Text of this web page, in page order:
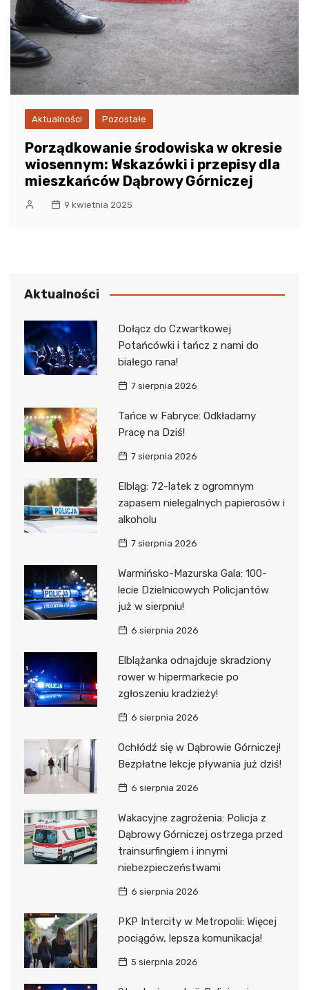
Aktualności Pozostałe
Porządkowanie środowiska w okresie
wiosennym: Wskazówki i przepisy dla
mieszkańców Dąbrowy Górniczej
9 kwietnia 2025
Aktualności
Dołącz do Czwartkowej
Potańcówki i tańcz z nami do
białego rana!
7 sierpnia 2026
Tańce w Fabryce: Odkładamy
Pracę na Dziś!
7 sierpnia 2026
Elbląg: 72-latek z ogromnym
zapasem nielegalnych papierosów i
alkoholu
7 sierpnia 2026
Warmińsko-Mazurska Gala: 100-
lecie Dzielnicowych Policjantów
już w sierpniu!
6 sierpnia 2026
Elblążanka odnajduje skradziony
rower w hipermarkecie po
zgłoszeniu kradzieży!
6 sierpnia 2026
Ochłódź się w Dąbrowie Górniczej!
Bezpłatne lekcje pływania już dziś!
6 sierpnia 2026
Wakacyjne zagrożenia: Policja z
Dąbrowy Górniczej ostrzega przed
trainsurfingiem i innymi
niebezpieczeństwami
6 sierpnia 2026
PKP Intercity w Metropolii: Więcej
pociągów, lepsza komunikacja!
5 sierpnia 2026